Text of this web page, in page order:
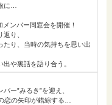
に…
ンバー同窓会を開催！
り、
たり、当時の気持ちを思い出
や裏話を語り合う。
ー”みるき”を迎え、
恋の矢印が錯綜する…